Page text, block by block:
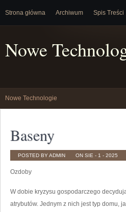
Strona główna Archiwum Spis Treści
Nowe
Nowe Technologie
Baseny
POSTED BY ADMIN ON SIE - 1 - 2025
Ozdoby
W dobie kryzysu gospodarczego
atrybutów. Jednym z nich jest typ domu,